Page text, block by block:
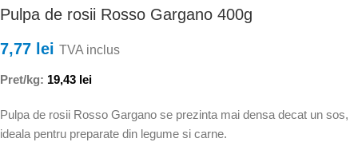
Pulpa de rosii Rosso Gargano 400g
7,77 lei TVA inclus
Pret/kg: 19,43 lei
Pulpa de rosii Rosso Gargano se prezinta mai densa decat un sos,
ideala pentru preparate din legume si carne.